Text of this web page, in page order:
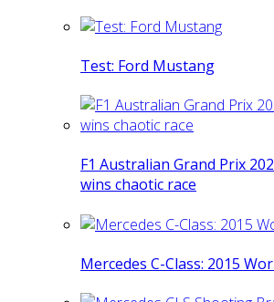
Test: Ford Mustang
F1 Australian Grand Prix
wins chaotic race
Mercedes C-Class: 2015